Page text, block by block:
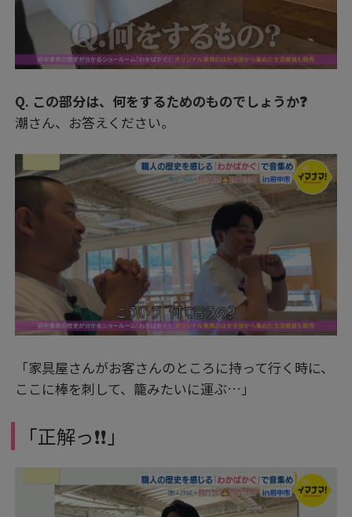
Q. この部分は、何をするためのものでしょうか❓
潮さん、お答えください。
「家具屋さんがお客さんのところに持って行く時に、
ここに棒を刺して、籠みたいに運ぶ…」
「正解っ❗❗」